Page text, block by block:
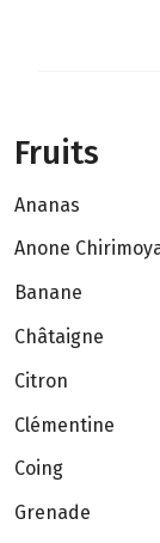
Fruits
Ananas
Anone
Banane
Châtaigne
Citron
Clémentine
Coing
Grenade